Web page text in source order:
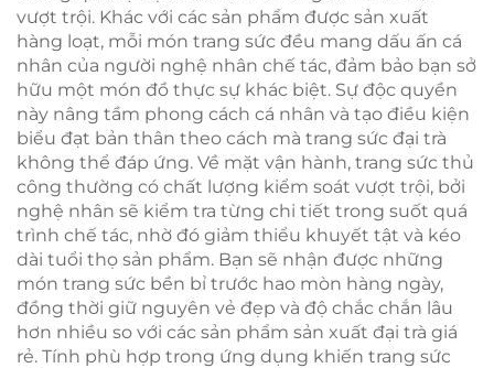
vượt trội. Khác với các sản phẩm được sản xuất
hàng loạt, mỗi món trang sức đều mang dấu ấn cá
nhân của người nghệ nhân chế tác, đảm bảo bạn sở
hữu một món đồ thực sự khác biệt. Sự độc quyền
này nâng tầm phong cách cá nhân và tạo điều kiện
biểu đạt bản thân theo cách mà trang sức đại trà
không thể đáp ứng. Về mặt vận hành, trang sức thủ
công thường có chất lượng kiểm soát vượt trội, bởi
nghệ nhân sẽ kiểm tra từng chi tiết trong suốt quá
trình chế tác, nhờ đó giảm thiểu khuyết tật và kéo
dài tuổi thọ sản phẩm. Bạn sẽ nhận được những
món trang sức bền bỉ trước hao mòn hàng ngày,
đồng thời giữ nguyên vẻ đẹp và độ chắc chắn lâu
hơn nhiều so với các sản phẩm sản xuất đại trà giá
rẻ. Tính phù hợp trong ứng dụng khiến trang sức